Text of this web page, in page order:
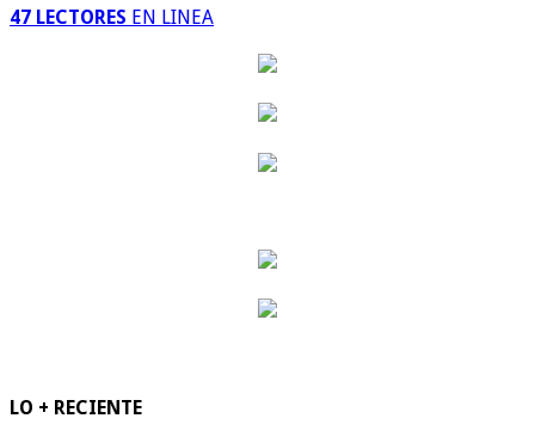
47 LECTORES EN LINEA
LO + RECIENTE